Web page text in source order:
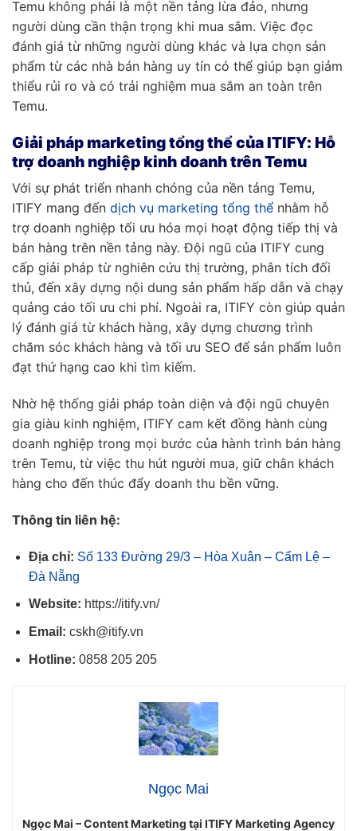
Temu không phải là một nền tảng lừa đảo, nhưng
người dùng cần thận trọng khi mua sắm. Việc đọc
đánh giá từ những người dùng khác và lựa chọn sản
phẩm từ các nhà bán hàng uy tín có thể giúp bạn giảm
thiểu rủi ro và có trải nghiệm mua sắm an toàn trên
Temu.
Giải pháp marketing tổng thể của ITIFY: Hỗ
trợ doanh nghiệp kinh doanh trên Temu
Với sự phát triển nhanh chóng của nền tảng Temu,
ITIFY mang đến dịch vụ marketing tổng thể nhằm hỗ
trợ doanh nghiệp tối ưu hóa mọi hoạt động tiếp thị và
bán hàng trên nền tảng này. Đội ngũ của ITIFY cung
cấp giải pháp từ nghiên cứu thị trường, phân tích đối
thủ, đến xây dựng nội dung sản phẩm hấp dẫn và chạy
quảng cáo tối ưu chi phí. Ngoài ra, ITIFY còn giúp quản
lý đánh giá từ khách hàng, xây dựng chương trình
chăm sóc khách hàng và tối ưu SEO để sản phẩm luôn
đạt thứ hạng cao khi tìm kiếm.
Nhờ hệ thống giải pháp toàn diện và đội ngũ chuyên
gia giàu kinh nghiệm, ITIFY cam kết đồng hành cùng
doanh nghiệp trong mọi bước của hành trình bán hàng
trên Temu, từ việc thu hút người mua, giữ chân khách
hàng cho đến thúc đẩy doanh thu bền vững.
Thông tin liên hệ:
Địa chỉ: Số 133 Đường 29/3 – Hòa Xuân – Cẩm Lệ –
Đà Nẵng
Website: https://itify.vn/
Email: cskh@itify.vn
Hotline: 0858 205 205
Ngọc Mai
Ngọc Mai – Content Marketing tại ITIFY Marketing Agency